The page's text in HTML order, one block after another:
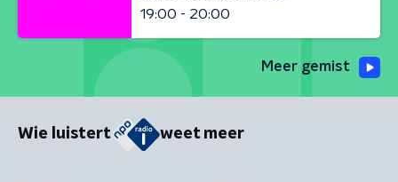
19:00 - 20:00
Meer gemist
Wie luistert weet meer